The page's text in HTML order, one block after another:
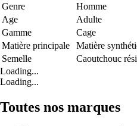
Genre
Homme
Age
Adulte
Gamme
Cage
Matière principale
Matière
Semelle
Caoutchouc
Loading...
Loading...
Toutes nos marques